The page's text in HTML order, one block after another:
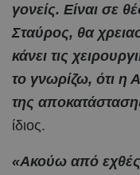
γονείς. Είναι σε
Σταύρος, θα
κάνει τις
το γνωρίζω, ότι η
της
ίδιος.
«Ακούω από